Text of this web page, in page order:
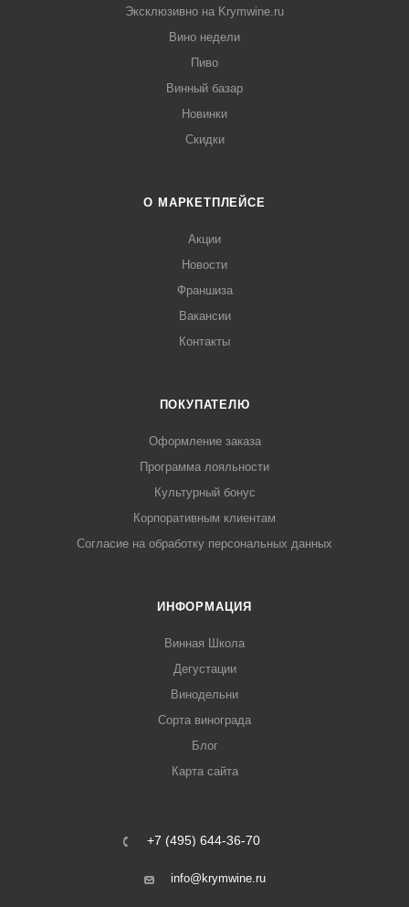
Эксклюзивно на Krymwine.ru
Вино недели
Пиво
Винный базар
Новинки
Скидки
О МАРКЕТПЛЕЙСЕ
Акции
Новости
Франшиза
Вакансии
Контакты
ПОКУПАТЕЛЮ
Оформление заказа
Программа лояльности
Культурный бонус
Корпоративным клиентам
Согласие на обработку персональных данных
ИНФОРМАЦИЯ
Винная Школа
Дегустации
Винодельни
Сорта винограда
Блог
Карта сайта
+7 (495) 644-36-70
info@krymwine.ru